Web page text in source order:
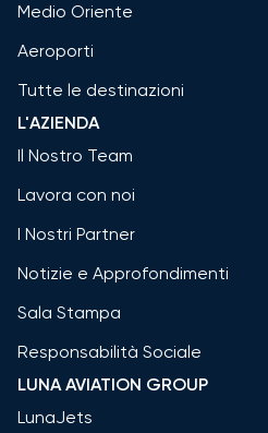
Medio Oriente
Aeroporti
Tutte le destinazioni
L'AZIENDA
Il Nostro Team
Lavora con noi
I Nostri Partner
Notizie e Approfondimenti
Sala Stampa
Responsabilità Sociale
LUNA AVIATION GROUP
LunaJets